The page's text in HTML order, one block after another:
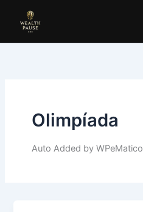
Olimpíada
Auto Added by WPeMatico